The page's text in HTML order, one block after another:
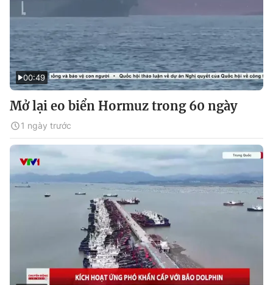
00:49
Mở lại eo biển Hormuz trong 60 ngày
1 ngày trước